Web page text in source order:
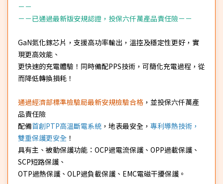
－－
－－已通過最新版安規認證，投保六仟萬產品責任險－－
GaN氮化鎵芯片，支援高功率輸出，溫控及穩定性更好，實
現更高效能、
更快速的充電體驗！同時備配PPS技術，可簡化充電過程，從
而降低轉換損耗！
通過經濟部標準檢驗局最新安規檢驗合格 ，並投保六仟萬產
品責任險
配備首創PTP高溫斷電系統 ，地表最安全， 專利導熱技術，
雙重保護更安全 ！
具有主、被動保護功能：OCP過電流保護、OPP過載保護、
SCP短路保護、
OTP過熱保護、OLP過負載保護、EMC電磁干擾保護。